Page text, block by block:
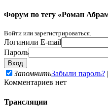
Форум по тегу «Роман
Войти или зарегистрироваться.
Логинили E-mail
Пароль
ЗапомнитьЗабыли пароль? |
Комментариев нет
Трансляции